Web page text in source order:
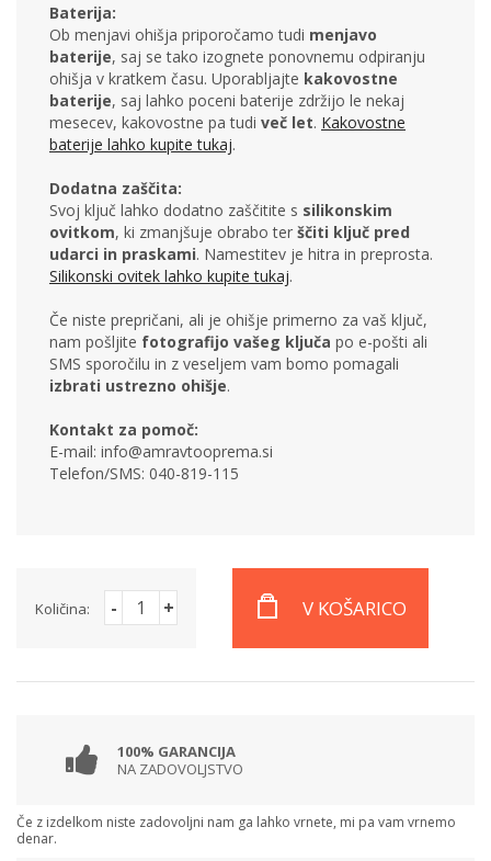
Baterija:
Ob menjavi ohišja priporočamo tudi menjavo
baterije, saj se tako izognete ponovnemu odpiranju
ohišja v kratkem času. Uporabljajte kakovostne
baterije, saj lahko poceni baterije zdržijo le nekaj
mesecev, kakovostne pa tudi več let. Kakovostne
baterije lahko kupite tukaj.
Dodatna zaščita:
Svoj ključ lahko dodatno zaščitite s silikonskim
ovitkom, ki zmanjšuje obrabo ter ščiti ključ pred
udarci in praskami. Namestitev je hitra in preprosta.
Silikonski ovitek lahko kupite tukaj.
Če niste prepričani, ali je ohišje primerno za vaš ključ,
nam pošljite fotografijo vašeg ključa po e-pošti ali
SMS sporočilu in z veseljem vam bomo pomagali
izbrati ustrezno ohišje.
Kontakt za pomoč:
E-mail: info@amravtooprema.si
Telefon/SMS: 040-819-115
Količina: - + V KOŠARICO
100% GARANCIJA
NA ZADOVOLJSTVO
Če z izdelkom niste zadovoljni nam ga lahko vrnete, mi pa vam vrnemo
denar.